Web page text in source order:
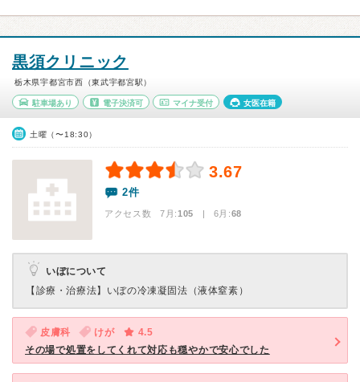
黒須クリニック
栃木県宇都宮市西（東武宇都宮駅）
駐車場あり 電子決済可 マイナ受付 女医在籍
土曜（〜18:30）
3.67
2件
アクセス数 7月:105 | 6月:68
いぼについて
【診療・治療法】 いぼの冷凍凝固法（液体窒素）
皮膚科 けが
4.5
その場で処置をしてくれて対応も穏やかで安心でした